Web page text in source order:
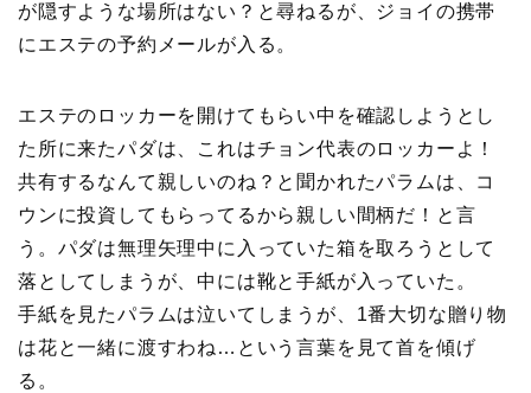
が隠すような場所はない？と尋ねるが、ジョイの携帯
にエステの予約メールが入る。
エステのロッカーを開けてもらい中を確認しようとし
た所に来たパダは、これはチョン代表のロッカーよ！
共有するなんて親しいのね？と聞かれたパラムは、コ
ウンに投資してもらってるから親しい間柄だ！と言
う。パダは無理矢理中に入っていた箱を取ろうとして
落としてしまうが、中には靴と手紙が入っていた。
手紙を見たパラムは泣いてしまうが、1番大切な贈り物
は花と一緒に渡すわね…という言葉を見て首を傾げ
る。